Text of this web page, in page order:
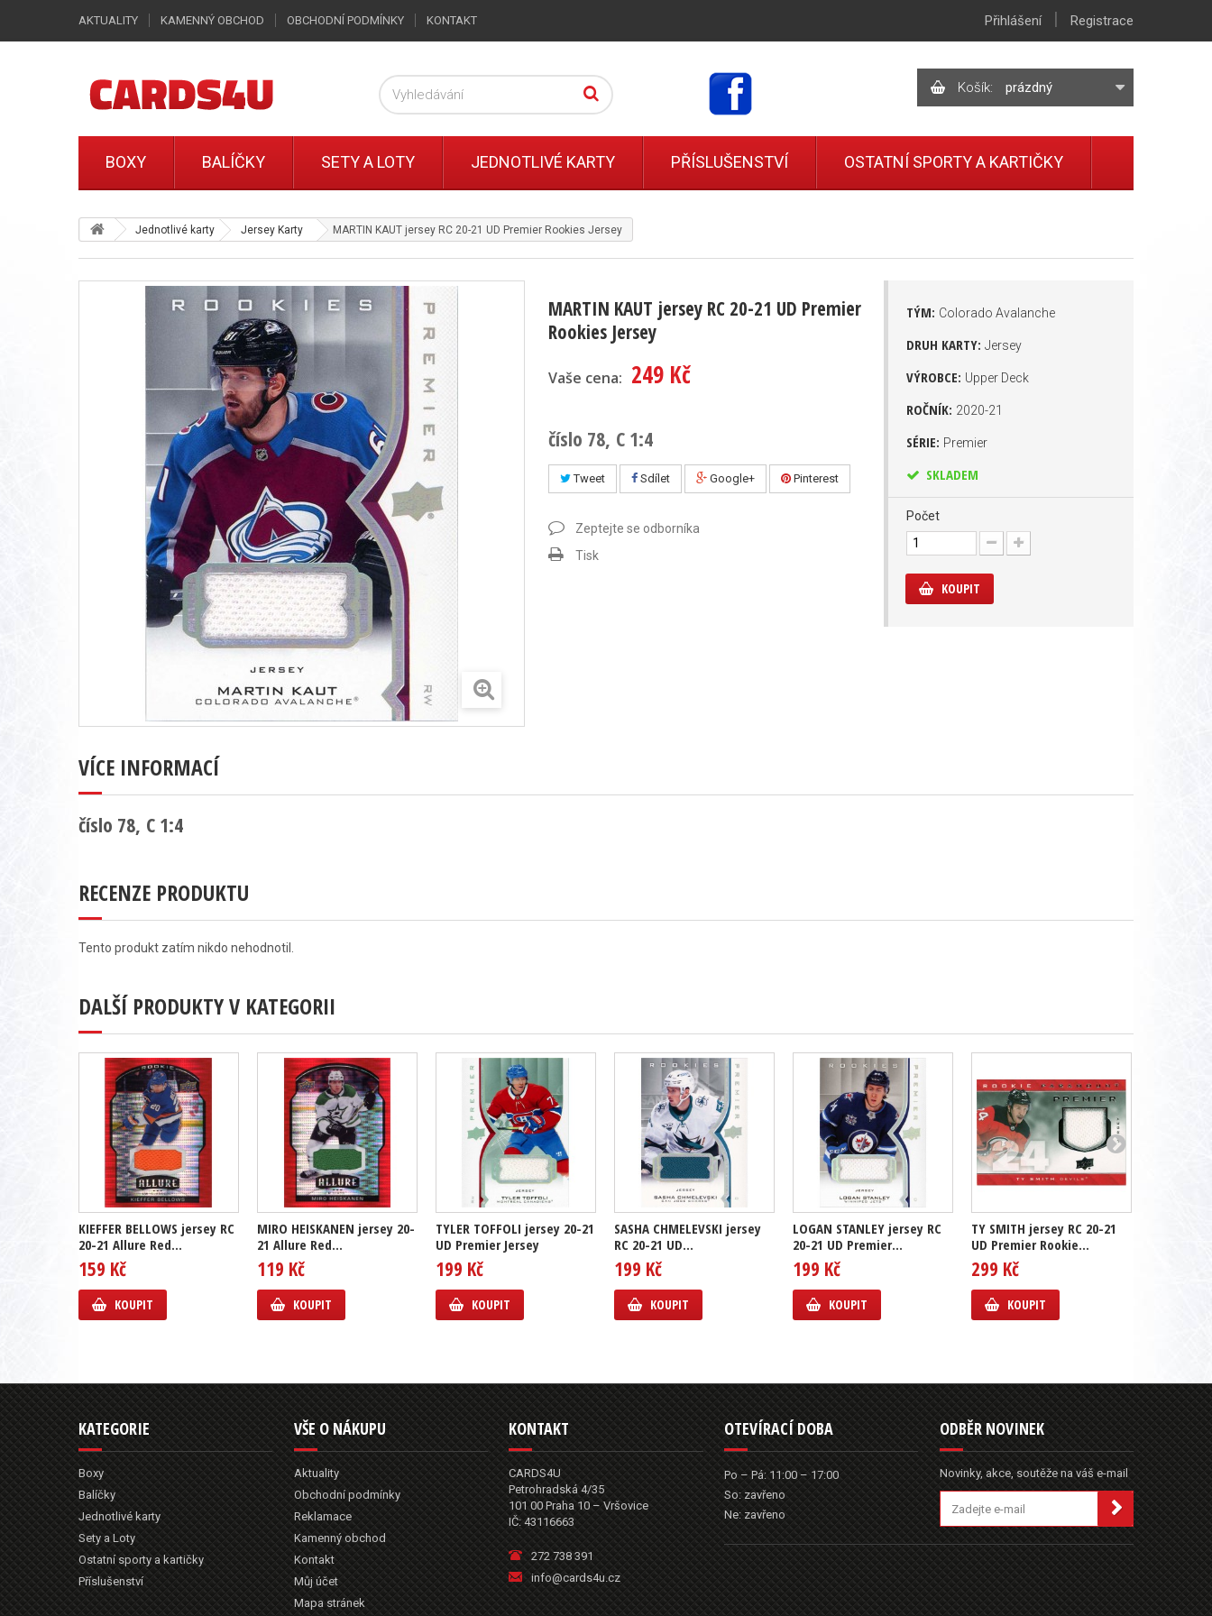
Jednotlivé karty Jersey Karty MARTIN KAUT jersey RC 20-21 UD Premier Rookies Jersey
MARTIN KAUT jersey RC 20-21 UD Premier
Rookies Jersey
Vaše cena: 249 Kč
číslo 78, C 1:4
Tweet Sdílet Google+ Pinterest
Zeptejte se odborníka
Tisk
TÝM: Colorado Avalanche
DRUH KARTY: Jersey
VÝROBCE: Upper Deck
ROČNÍK: 2020-21
SÉRIE: Premier
SKLADEM
Počet
KOUPIT
VÍCE INFORMACÍ
číslo 78, C 1:4
RECENZE PRODUKTU
Tento produkt zatím nikdo nehodnotil.
DALŠÍ PRODUKTY V KATEGORII
KIEFFER BELLOWS jersey RC
20-21 Allure Red...
159 Kč
KOUPIT
MIRO HEISKANEN jersey 20-
21 Allure Red...
119 Kč
KOUPIT
TYLER TOFFOLI jersey 20-21
UD Premier Jersey
199 Kč
KOUPIT
SASHA CHMELEVSKI jersey
RC 20-21 UD...
199 Kč
KOUPIT
LOGAN STANLEY jersey RC
20-21 UD Premier...
199 Kč
KOUPIT
TY SMITH jersey RC 20-21
UD Premier Rookie...
299 Kč
KOUPIT
AKTUALITY KAMENNÝ OBCHOD OBCHODNÍ PODMÍNKY KONTAKT Přihlášení | Registrace
Košík: prázdný
BOXY BALÍČKY SETY A LOTY JEDNOTLIVÉ KARTY PŘÍSLUŠENSTVÍ OSTATNÍ SPORTY A KARTIČKY
KATEGORIE
Boxy
Balíčky
Jednotlivé karty
Sety a Loty
Ostatní sporty a kartičky
Příslušenství
VŠE O NÁKUPU
Aktuality
Obchodní podmínky
Reklamace
Kamenný obchod
Kontakt
Můj účet
Mapa stránek
KONTAKT
CARDS4U
Petrohradská 4/35
101 00 Praha 10 – Vršovice
IČ: 43116663
272 738 391
info@cards4u.cz
OTEVÍRACÍ DOBA
Po – Pá: 11:00 – 17:00
So: zavřeno
Ne: zavřeno
ODBĚR NOVINEK
Novinky, akce, soutěže na váš e-mail